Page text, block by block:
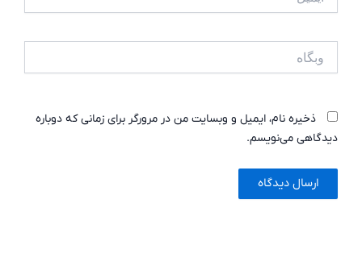
ذخیره نام، ایمیل و وبسایت من در مرورگر برای زمانی که دوباره
دیدگاهی می‌نویسم.